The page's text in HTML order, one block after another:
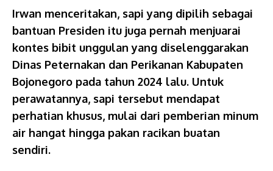
Irwan menceritakan, sapi yang dipilih sebagai
bantuan Presiden itu juga pernah menjuarai
kontes bibit unggulan yang diselenggarakan
Dinas Peternakan dan Perikanan Kabupaten
Bojonegoro pada tahun 2024 lalu. Untuk
perawatannya, sapi tersebut mendapat
perhatian khusus, mulai dari pemberian minum
air hangat hingga pakan racikan buatan
sendiri.